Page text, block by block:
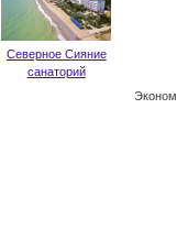
Северное Сияние
санаторий
Эконом